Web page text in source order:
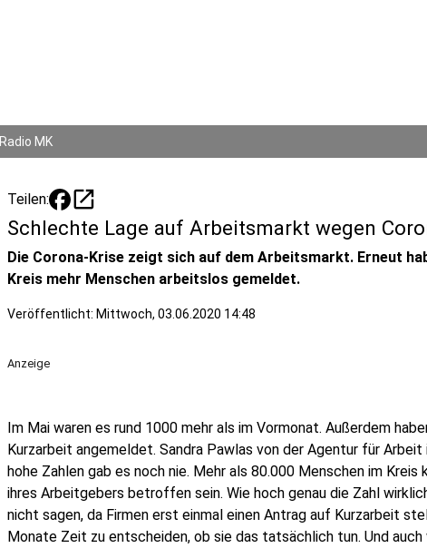
Radio MK
Teilen: open_in_new
Schlechte Lage auf Arbeitsmarkt wegen
Die Corona-Krise zeigt sich auf dem Arbeitsmarkt. Erneut
Kreis mehr Menschen arbeitslos gemeldet.
Veröffentlicht: Mittwoch, 03.06.2020 14:48
Anzeige
Im Mai waren es rund 1000 mehr als im Vormonat. Außerdem
Kurzarbeit angemeldet. Sandra Pawlas von der Agentur für
hohe Zahlen gab es noch nie. Mehr als 80.000 Menschen im Kreis
ihres Arbeitgebers betroffen sein. Wie hoch genau die Zahl
nicht sagen, da Firmen erst einmal einen Antrag auf Kurzarbeit
Monate Zeit zu entscheiden, ob sie das tatsächlich tun. Und